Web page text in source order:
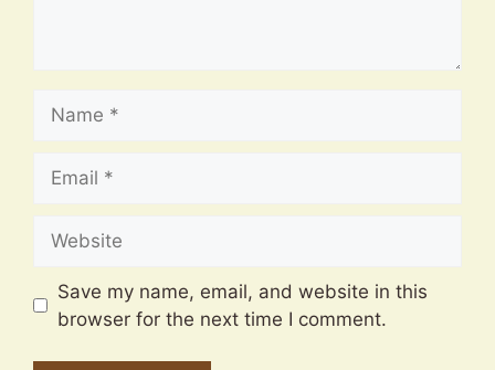
Save my name, email, and website in this
browser for the next time I comment.